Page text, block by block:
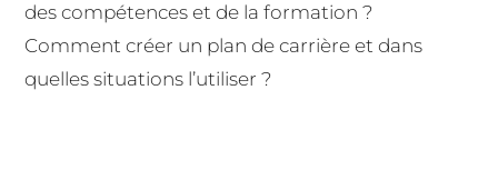
des compétences et de la formation ?
Comment créer un plan de carrière et dans
quelles situations l’utiliser ?